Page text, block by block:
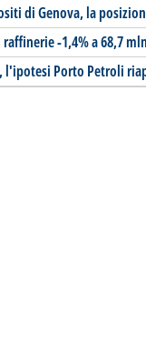
di Genova, la
-1,4% a 68,7
l'ipotesi Porto Petroli